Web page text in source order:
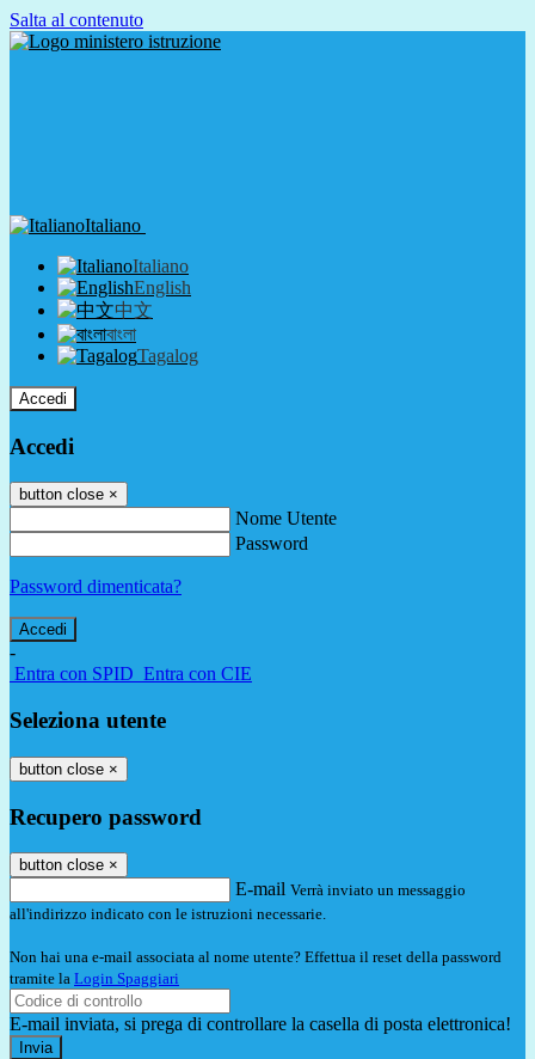
Salta al contenuto
Italiano
Italiano
English
中文
বাংলা
Tagalog
Accedi
Accedi
button close ×
Nome Utente
Password
Password dimenticata?
-
Entra con SPID Entra con CIE
Seleziona utente
button close ×
Recupero password
button close ×
E-mail Verrà inviato un messaggio
all'indirizzo indicato con le istruzioni necessarie.
Non hai una e-mail associata al nome utente? Effettua il reset della password
tramite la Login Spaggiari
E-mail inviata, si prega di controllare la casella di posta elettronica!